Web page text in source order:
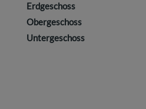
Erdgeschoss
Obergeschoss
Untergeschoss